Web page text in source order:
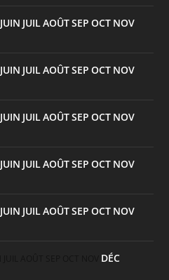
JUIN JUIL AOÛTSEP OCT NOV
JUIN JUIL AOÛTSEP OCT NOV
JUIN JUIL AOÛTSEP OCT NOV
JUIN JUIL AOÛTSEP OCT NOV
JUIN JUIL AOÛTSEP OCT NOV
DÉC